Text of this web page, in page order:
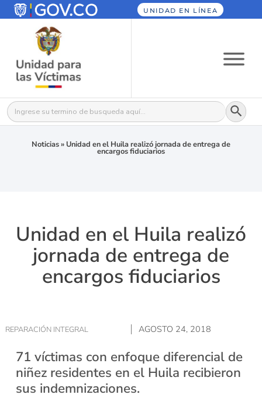
UNIDAD EN LÍNEA
Buscar: Botón
Noticias» Unidad en el Huila realizó jornada de entrega de
encargos fiduciarios
Unidad en el Huila realizó
jornada de entrega de
encargos fiduciarios
REPARACIÓN INTEGRAL AGOSTO 24, 2018
71 víctimas con enfoque diferencial de
niñez residentes en el Huila recibieron
sus indemnizaciones.